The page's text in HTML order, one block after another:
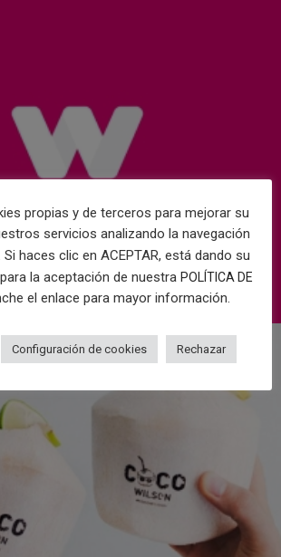
propias y de terceros para mejorar su
servicios analizando la navegación
haces clic en ACEPTAR, está dando su
la aceptación de nuestra POLÍTICA DE
el enlace para mayor información.
Configuración de cookies Rechazar